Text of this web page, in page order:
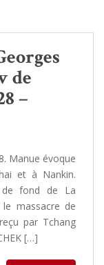
de
–
Manue évoque
et à Nankin.
fond de La
massacre de
par Tchang
[…]